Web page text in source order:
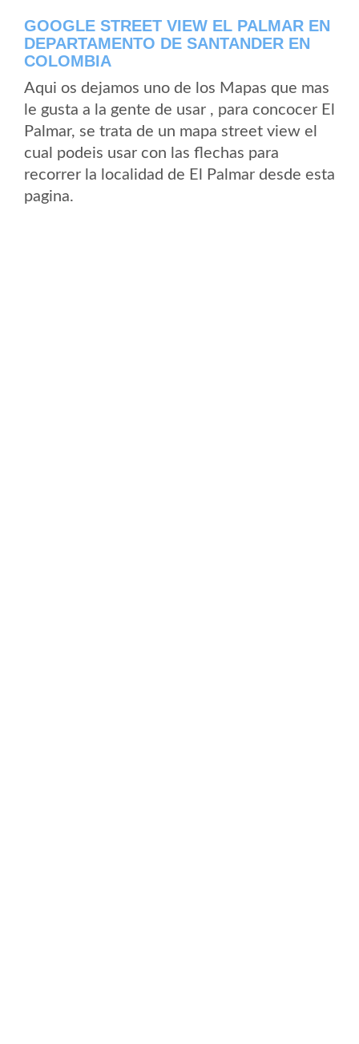
GOOGLE STREET VIEW EL PALMAR EN
DEPARTAMENTO DE SANTANDER EN
COLOMBIA
Aqui os dejamos uno de los Mapas que mas
le gusta a la gente de usar , para concocer El
Palmar, se trata de un mapa street view el
cual podeis usar con las flechas para
recorrer la localidad de El Palmar desde esta
pagina.